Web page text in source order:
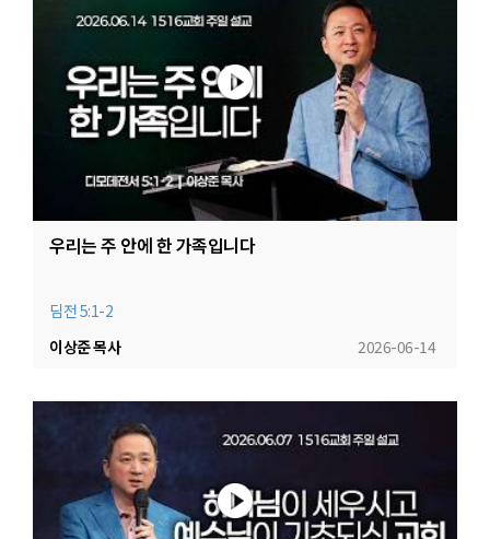
우리는 주 안에 한 가족입니다
딤전 5:1-2
2026-06-14
이상준 목사